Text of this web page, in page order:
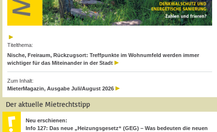
Titelthema:
Nische, Freiraum, Rückzugsort: Treffpunkte im Wohnumfeld werden immer
wichtiger für das Miteinander in der Stadt
Zum Inhalt:
MieterMagazin, Ausgabe Juli/August 2026
Der aktuelle Mietrechtstipp
Neu erschienen:
Info 127: Das neue „Heizungsgesetz“ (GEG) – Was bedeuten die neuen